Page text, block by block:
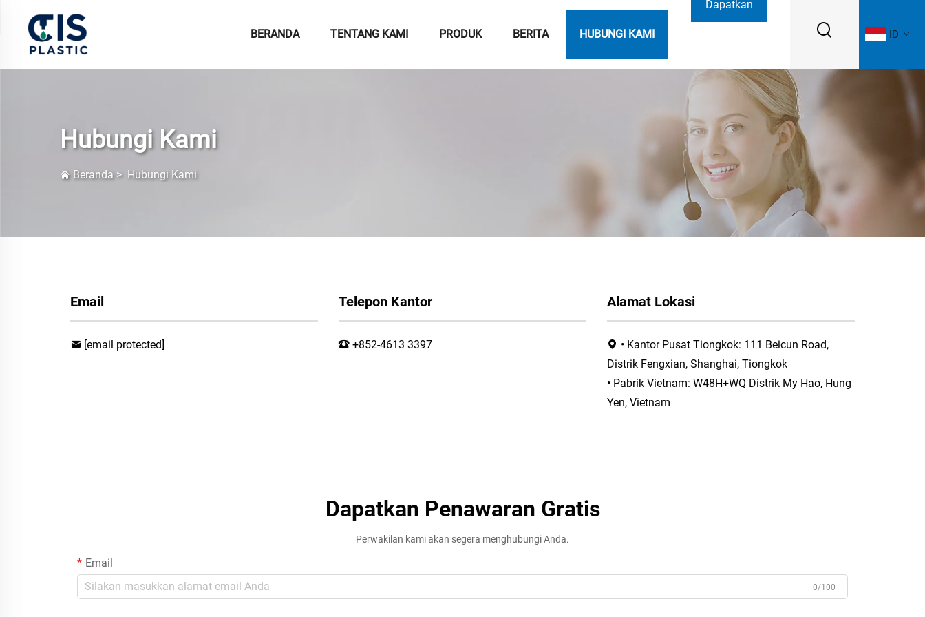
BERANDA TENTANG KAMI PRODUK BERITA HUBUNGI KAMI
Dapatkan
Harga
ID
Hubungi Kami
Beranda> Hubungi Kami
Email
[email protected]
Telepon Kantor
+852-4613 3397
Alamat Lokasi
• Kantor Pusat Tiongkok: 111 Beicun Road,
Distrik Fengxian, Shanghai, Tiongkok
• Pabrik Vietnam: W48H+WQ Distrik My Hao, Hung
Yen, Vietnam
Dapatkan Penawaran Gratis
Perwakilan kami akan segera menghubungi Anda.
Email
0/100